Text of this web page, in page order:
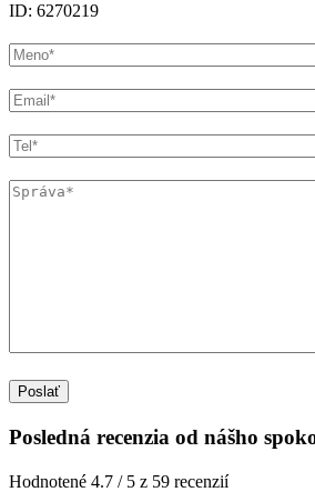
ID: 6270219
Posledná recenzia od nášho
Hodnotené 4.7 / 5 z 59 recenzií